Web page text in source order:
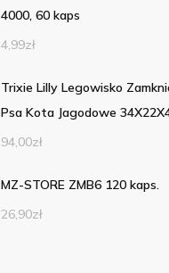
4000, 60 kaps
4,99zł
Trixie Lilly Legowisko
Psa Kota Jagodowe
94,00zł
MZ-STORE ZMB6 120 kaps.
26,90zł